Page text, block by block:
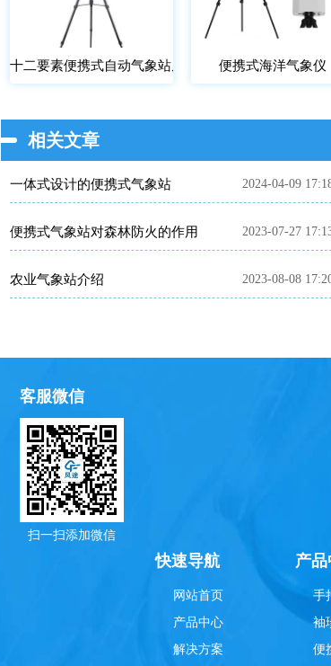
十二要素便携式自动气象站屏幕款 便携式海洋气象仪
相关文章
一体式设计的便携式气象站 2024-04-09
便携式气象站对森林防火的作用 2023-07-27
农业气象站介绍 2023-08-08
客服微信
扫一扫添加微信
快速导航
网站首页
产品中心
解决方案
产
手
袖
便